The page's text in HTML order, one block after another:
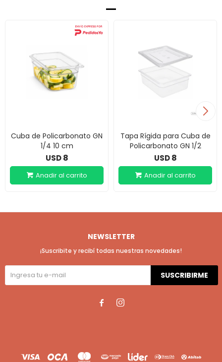
Cuba de Policarbonato GN
1/4 10 cm
USD 8
Tapa Rígida para Cuba de
Policarbonato GN 1/2
USD 8
NEWSLETTER
¡Suscribite y recibí todas nuestras novedades!
SUSCRIBIRME
 